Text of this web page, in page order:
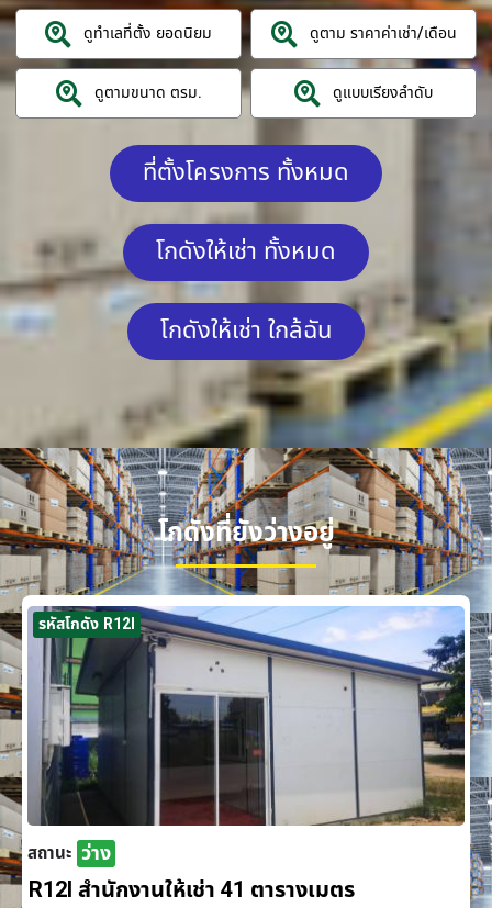
ดูทำเลที่ตั้ง ยอดนิยม ดูตาม ราคาค่าเช่า/เดือน
ดูตามขนาด ตรม. ดูแบบเรียงลำดับ
ที่ตั้งโครงการ ทั้งหมด
โกดังให้เช่า ทั้งหมด
โกดังให้เช่า ใกล้ฉัน
โกดังที่ยังว่างอยู่
รหัสโกดัง R12I
สถานะ ว่าง
R12I สำนักงานให้เช่า 41 ตารางเมตร